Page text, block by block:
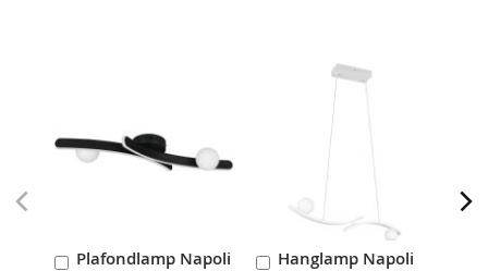
Plafondlamp Napoli
In
Hanglamp Napoli
In